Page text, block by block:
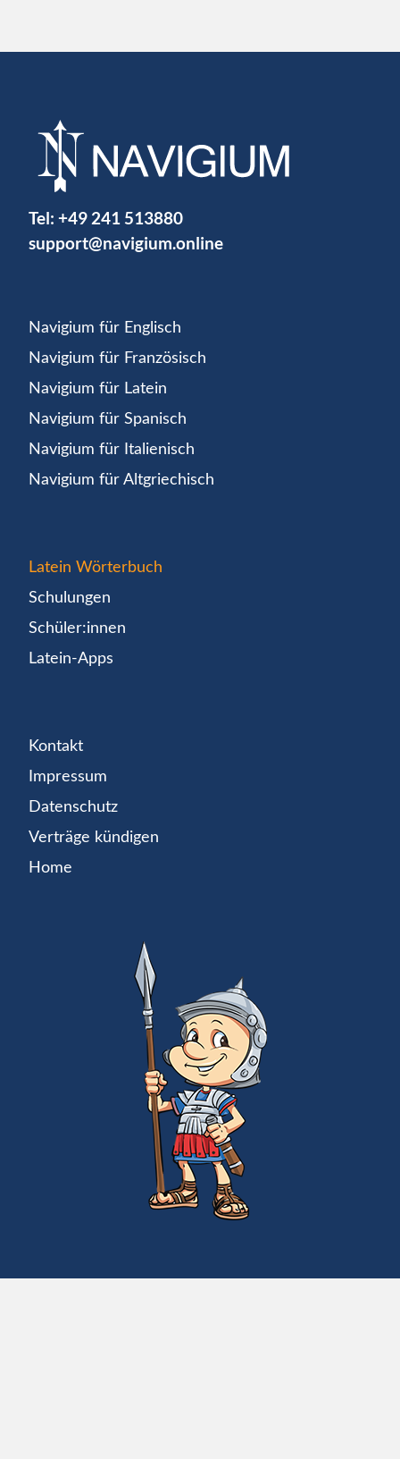
Tel: +49 241 513880
support@navigium.online
Navigium für Englisch
Navigium für Französisch
Navigium für Latein
Navigium für Spanisch
Navigium für Italienisch
Navigium für Altgriechisch
Latein Wörterbuch
Schulungen
Schüler:innen
Latein-Apps
Kontakt
Impressum
Datenschutz
Verträge kündigen
Home